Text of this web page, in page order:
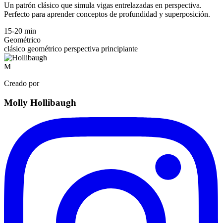
Un patrón clásico que simula vigas entrelazadas en perspectiva.
Perfecto para aprender conceptos de profundidad y superposición.
15-20 min
Geométrico
clásico geométrico perspectiva principiante
M
Creado por
Molly Hollibaugh